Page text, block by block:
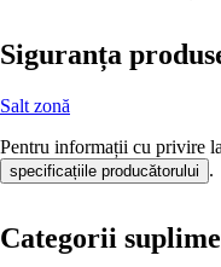
Siguranța
Salt zonă
Pentru informații cu privire
specificațiile producătorului .
Categorii